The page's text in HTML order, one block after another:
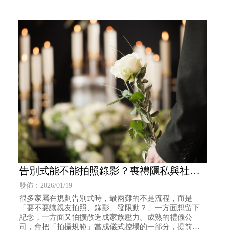
告別式能不能拍照錄影？喪禮隱私與社群
規範，禮儀公司怎麼幫你把關 | 葬儀社推
薦 | 台北葬儀社推薦
發佈：2026/01/19
很多家屬在規劃告別式時，最兩難的不是流程，而是
「要不要讓親友拍照、錄影、發限動？」一方面想留下
紀念，一方面又怕擴散造成家族壓力。成熟的禮儀公
司，會把「拍攝規範」當成儀式控場的一部分，提前訂